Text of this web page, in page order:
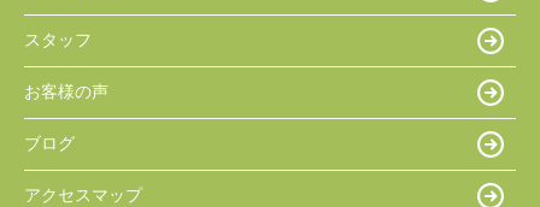
スタッフ
お客様の声
ブログ
アクセスマップ